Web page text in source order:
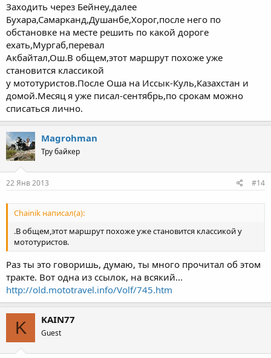
Заходить через Бейнеу,далее
Бухара,Самарканд,Душанбе,Хорог,после него по
обстановке на месте решить по какой дороге
ехать,Мургаб,перевал
Акбайтал,Ош.В общем,этот маршрут похоже уже
становится классикой
у мототуристов.После Оша на Иссык-Куль,Казахстан и
домой.Месяц я уже писал-сентябрь,по срокам можно
списаться лично.
Magrohman
Тру байкер
22 Янв 2013 #14
Chainik написал(а):
.В общем,этот маршрут похоже уже становится классикой у
мототуристов.
Раз ты это говоришь, думаю, ты много прочитал об этом
тракте. Вот одна из ссылок, на всякий...
http://old.mototravel.info/Volf/745.htm
K KAIN77
Guest